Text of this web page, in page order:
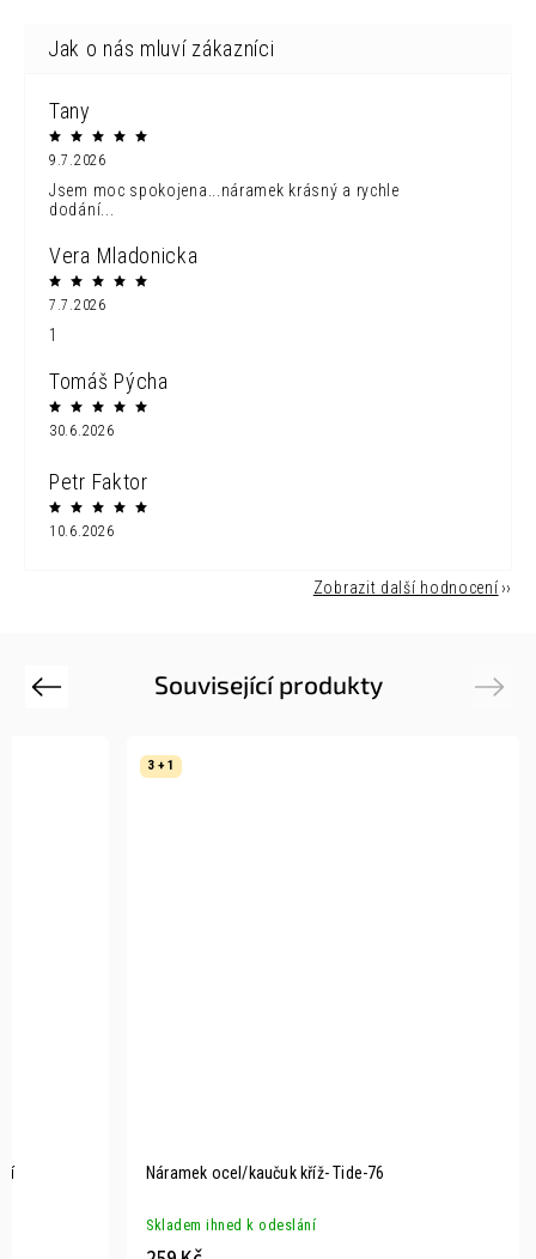
Tany
9.7.2026
Jsem moc spokojena...náramek krásný a rychle
dodání...
Vera Mladonicka
7.7.2026
1
Tomáš Pýcha
30.6.2026
Petr Faktor
10.6.2026
Zobrazit další hodnocení
Související produkty
Previous
3 + 1
Náramek ocel/kaučuk kříž- Tide-76
Skladem ihned k odeslání
Next